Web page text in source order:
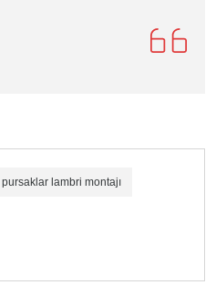
pursaklar lambri montajı